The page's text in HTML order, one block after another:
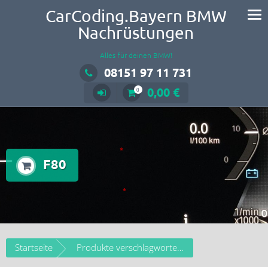
CarCoding.Bayern BMW
Nachrüstungen
Alles für deinen BMW!
08151 97 11 731
0 0,00 €
F80
Startseite Produkte verschlagwortet mit „F80“